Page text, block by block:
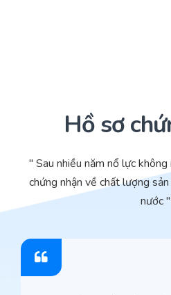
Hồ sơ
" Sau nhiều năm nổ lực
chứng nhận về chất lượng
nước "